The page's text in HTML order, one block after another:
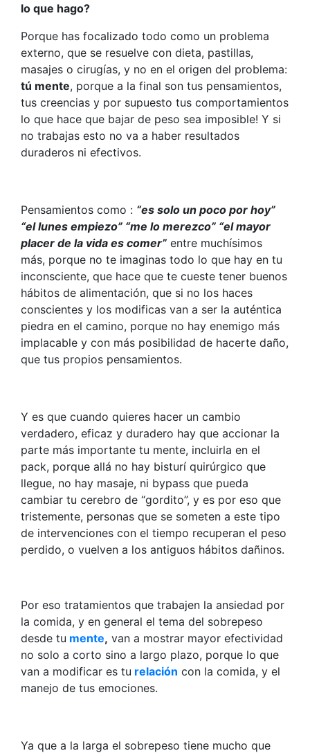
lo que hago?
Porque has focalizado todo como un problema
externo, que se resuelve con dieta, pastillas,
masajes o cirugías, y no en el origen del problema:
tú mente, porque a la final son tus pensamientos,
tus creencias y por supuesto tus comportamientos
lo que hace que bajar de peso sea imposible! Y si
no trabajas esto no va a haber resultados
duraderos ni efectivos.
Pensamientos como : “es solo un poco por hoy”
“el lunes empiezo” “me lo merezco” “el mayor
placer de la vida es comer” entre muchísimos
más, porque no te imaginas todo lo que hay en tu
inconsciente, que hace que te cueste tener buenos
hábitos de alimentación, que si no los haces
conscientes y los modificas van a ser la auténtica
piedra en el camino, porque no hay enemigo más
implacable y con más posibilidad de hacerte daño,
que tus propios pensamientos.
Y es que cuando quieres hacer un cambio
verdadero, eficaz y duradero hay que accionar la
parte más importante tu mente, incluirla en el
pack, porque allá no hay bisturí quirúrgico que
llegue, no hay masaje, ni bypass que pueda
cambiar tu cerebro de “gordito”, y es por eso que
tristemente, personas que se someten a este tipo
de intervenciones con el tiempo recuperan el peso
perdido, o vuelven a los antiguos hábitos dañinos.
Por eso tratamientos que trabajen la ansiedad por
la comida, y en general el tema del sobrepeso
desde tu mente, van a mostrar mayor efectividad
no solo a corto sino a largo plazo, porque lo que
van a modificar es tu relación con la comida, y el
manejo de tus emociones.
Ya que a la larga el sobrepeso tiene mucho que